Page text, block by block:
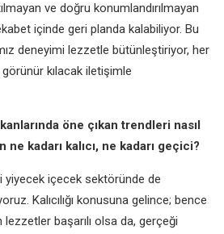
ve doğru konumlandırılmayan
içinde geri planda kalabiliyor. Bu
deneyimi lezzetle bütünleştiriyor, her
kılacak iletişimle
öne çıkan trendleri nasıl
kadarı kalıcı, ne kadarı geçici?
yiyecek içecek sektöründe de
Kalıcılığı konusuna gelince; bence
başarılı olsa da, gerçeği